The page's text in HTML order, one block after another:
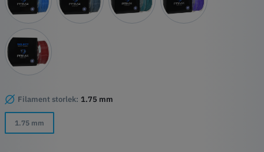
Filament storlek: 1.75 mm
1.75 mm